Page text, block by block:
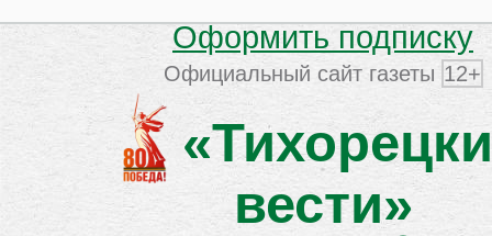
Оформить подписку
Официальный сайт газеты 12+
вести»